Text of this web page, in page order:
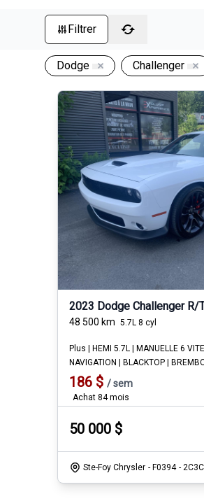
Filtrer
Dodge Challenger
2023 Dodge Challenger R/
48 500 km 5.7L 8 cyl
Plus | HEMI 5.7L | MANUELLE 6
NAVIGATION | BLACKTOP |
186 $ /sem
Achat 84 mois
50 000 $
Ste-Foy Chrysler - F0394 -